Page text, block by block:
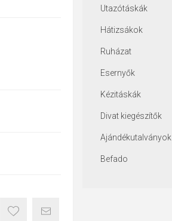
Utazótáskák
Hátizsákok
Ruházat
Esernyők
Kézitáskák
Divat kiegészítők
Ajándékutalványok
Befado